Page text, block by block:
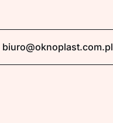
biuro@oknoplast.com.pl